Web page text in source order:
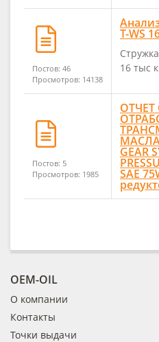
Постов: 46
Просмотров: 14138
T-WS
16 тыс
Постов: 5
Просмотров: 1985
МАСЛА
GEAR
SAE
OEM-OIL
О компании
Контакты
Точки выдачи